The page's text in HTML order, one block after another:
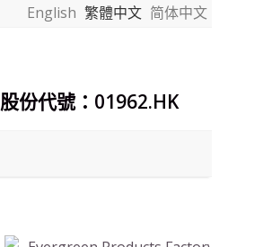
English 繁體中文 简体中文
股份代號：01962.HK